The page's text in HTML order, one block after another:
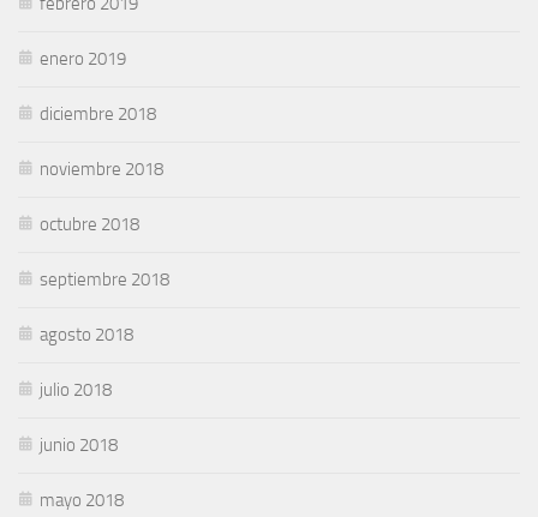
enero 2019
diciembre 2018
noviembre 2018
octubre 2018
septiembre 2018
agosto 2018
julio 2018
junio 2018
mayo 2018